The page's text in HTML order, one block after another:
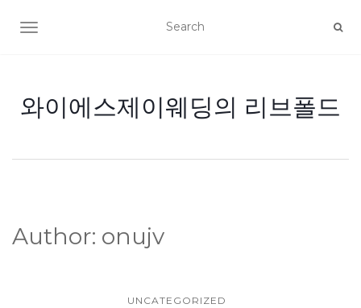
TOGGLE NAVIGATION
와이에스제이웨딩의 리브폴드
Author: onujv
UNCATEGORIZED